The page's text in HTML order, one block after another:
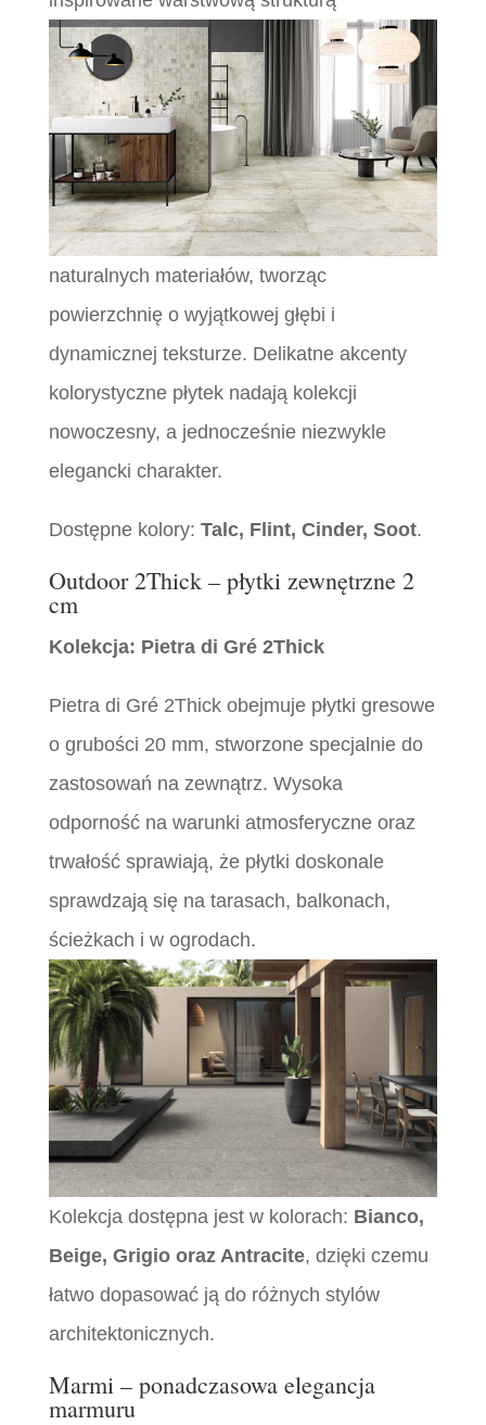
naturalnych materiałów, tworząc
powierzchnię o wyjątkowej głębi i
dynamicznej teksturze. Delikatne akcenty
kolorystyczne płytek nadają kolekcji
nowoczesny, a jednocześnie niezwykle
elegancki charakter.
Dostępne kolory: Talc, Flint, Cinder, Soot.
Outdoor 2Thick – płytki zewnętrzne 2
cm
Kolekcja: Pietra di Gré 2Thick
Pietra di Gré 2Thick obejmuje płytki gresowe
o grubości 20 mm, stworzone specjalnie do
zastosowań na zewnątrz. Wysoka
odporność na warunki atmosferyczne oraz
trwałość sprawiają, że płytki doskonale
sprawdzają się na tarasach, balkonach,
ścieżkach i w ogrodach.
Kolekcja dostępna jest w kolorach: Bianco,
Beige, Grigio oraz Antracite, dzięki czemu
łatwo dopasować ją do różnych stylów
architektonicznych.
Marmi – ponadczasowa elegancja
marmuru